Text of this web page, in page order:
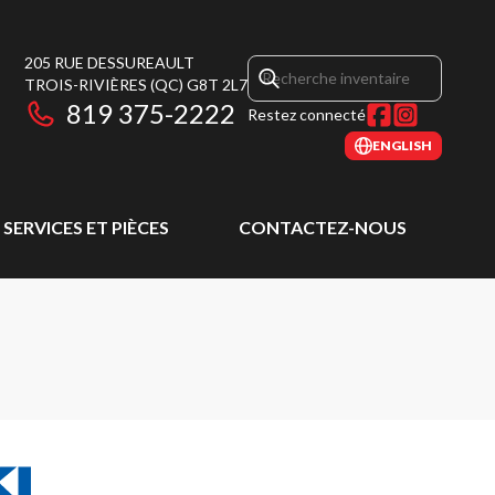
205 RUE DESSUREAULT
TROIS-RIVIÈRES (QC) G8T 2L7
819 375-2222 Restez connecté
ENGLISH
SERVICES ET PIÈCES CONTACTEZ-NOUS